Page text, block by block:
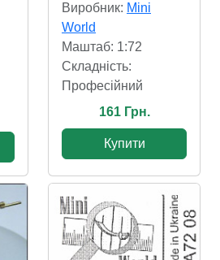
Виробник: Mini
World
Маштаб: 1:72
Складність:
Професійний
161 Грн.
Купити